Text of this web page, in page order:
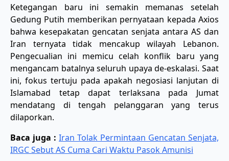
​Ketegangan baru ini semakin memanas setelah
Gedung Putih memberikan pernyataan kepada Axios
bahwa kesepakatan gencatan senjata antara AS dan
Iran ternyata tidak mencakup wilayah Lebanon.
Pengecualian ini memicu celah konflik baru yang
mengancam batalnya seluruh upaya de-eskalasi. Saat
ini, fokus tertuju pada apakah negosiasi lanjutan di
Islamabad tetap dapat terlaksana pada Jumat
mendatang di tengah pelanggaran yang terus
dilaporkan.
Baca juga : Iran Tolak Permintaan Gencatan Senjata,
IRGC Sebut AS Cuma Cari Waktu Pasok Amunisi